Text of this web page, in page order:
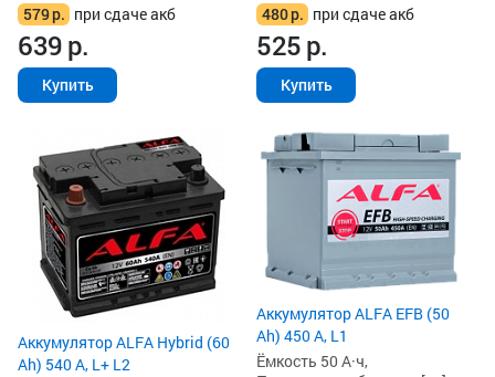
579р. при сдаче акб
639р.
Купить
480р. при сдаче акб
525р.
Купить
Аккумулятор ALFA Hybrid (60
Ah) 540 А, L+ L2
Аккумулятор ALFA EFB (50
Ah) 450 А, L1
Ёмкость 50 А·ч,